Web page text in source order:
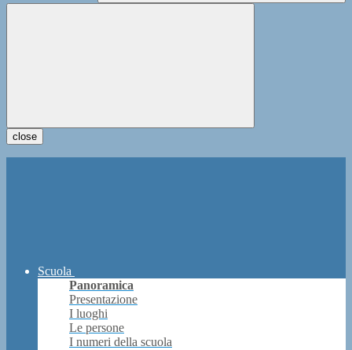
close
Scuola
Panoramica
Presentazione
I luoghi
Le persone
I numeri della scuola